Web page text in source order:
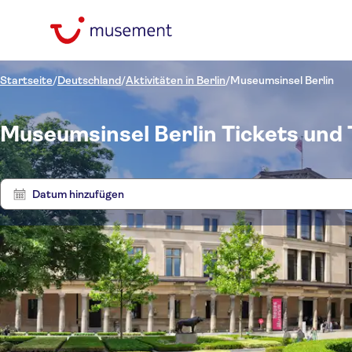
Startseite/Deutschland/Aktivitäten in Berlin/Museumsinsel Berlin
Museumsinsel Berlin Tickets und
Datum hinzufügen
Preis (pro Person)
Min. € Max. €
Hoteltransfer
NO-PICKUP
Ticketoptionen
Sofortbestätigung
Digitale
Buchungsbestätigung
Kategorien
Attraktionen und
Sprache